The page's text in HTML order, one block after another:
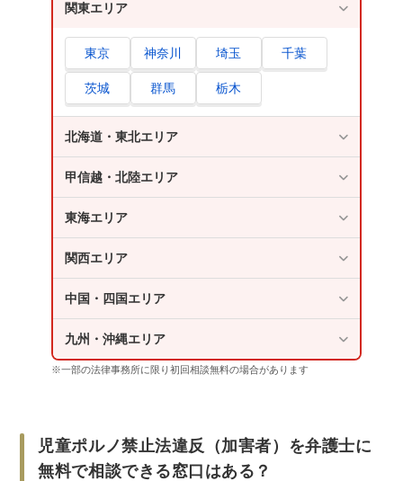
関東エリア
東京 神奈川 埼玉 千葉
茨城 群馬 栃木
北海道・東北エリア
甲信越・北陸エリア
東海エリア
関西エリア
中国・四国エリア
九州・沖縄エリア
※一部の法律事務所に限り初回相談無料の場合があります
児童ポルノ禁止法違反（加害者）を弁護士に
無料で相談できる窓口はある？